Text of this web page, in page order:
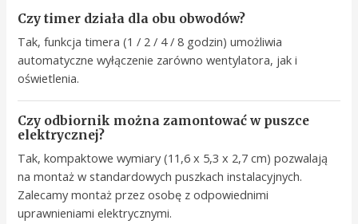
Czy timer działa dla obu obwodów?
Tak, funkcja timera (1 / 2 / 4 / 8 godzin) umożliwia
automatyczne wyłączenie zarówno wentylatora, jak i
oświetlenia.
Czy odbiornik można zamontować w puszce
elektrycznej?
Tak, kompaktowe wymiary (11,6 x 5,3 x 2,7 cm) pozwalają
na montaż w standardowych puszkach instalacyjnych.
Zalecamy montaż przez osobę z odpowiednimi
uprawnieniami elektrycznymi.